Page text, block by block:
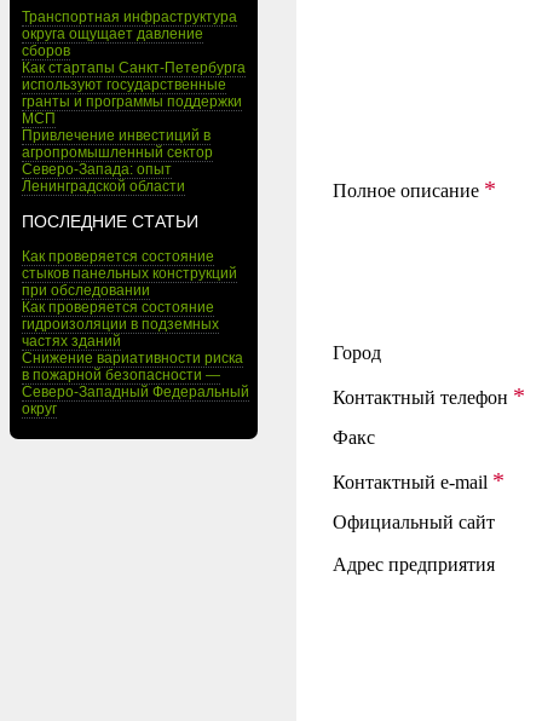
Транспортная инфраструктура
округа ощущает давление
сборов
Как стартапы Санкт-Петербурга
используют государственные
гранты и программы поддержки
МСП
Привлечение инвестиций в
агропромышленный сектор
Северо-Запада: опыт
Ленинградской области
ПОСЛЕДНИЕ СТАТЬИ
Как проверяется состояние
стыков панельных конструкций
при обследовании
Как проверяется состояние
гидроизоляции в подземных
частях зданий
Снижение вариативности риска
в пожарной безопасности —
Северо-Западный Федеральный
округ
Полное описание *
Город
Контактный телефон *
Факс
Контактный e-mail *
Официальный сайт
Адрес предприятия